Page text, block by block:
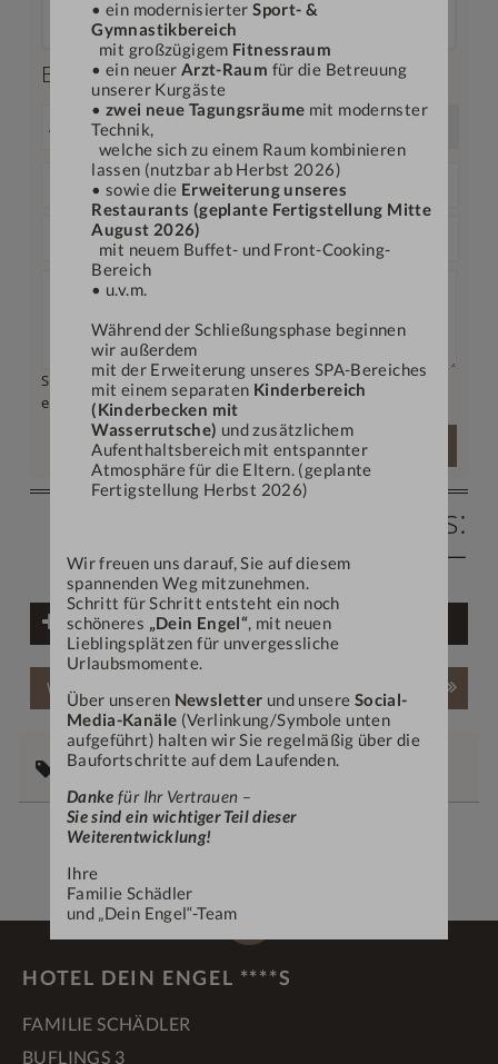
• ein modernisierterSport- &
Gymnastikbereich
mit großzügigem Fitnessraum
• ein neuer Arzt-Raum für die Betreuung
unserer Kurgäste
•zwei neue Tagungsräume mit modernster
Technik,
welche sich zu einem Raum kombinieren
lassen (nutzbar ab Herbst 2026)
• sowie die Erweiterung unseres
Restaurants (geplante Fertigstellung Mitte
August 2026)
mit neuem Buffet- und Front-Cooking-
Bereich
• u.v.m.
Während der Schließungsphase beginnen
wir außerdem
mit der Erweiterung unseres SPA-Bereiches
mit einem separaten Kinderbereich
(Kinderbecken mit
Wasserrutsche) und zusätzlichem
Aufenthaltsbereich mit entspannter
Atmosphäre für die Eltern. (geplante
Fertigstellung Herbst 2026)
Wir freuen uns darauf, Sie auf diesem
spannenden Weg mitzunehmen.
Schritt für Schritt entsteht ein noch
schöneres
„Dein Engel“ , mit neuen
Lieblingsplätzen für unvergessliche
Urlaubsmomente.
Über unseren Newsletter und unsere Social-
Media-Kanäle (Verlinkung/Symbole unten
aufgeführt) halten wir Sie regelmäßig über die
Baufortschritte auf dem Laufenden.
Dankefür Ihr Vertrauen –
Sie sind ein wichtiger Teil dieser
Weiterentwicklung!
Ihre
Familie Schädler
und „Dein Engel“-Team
All unsere Zimmer sind Nichtraucherzimmer.
Die aufgeführten Bilder der Zimmer sind Wohnbeispiele und können variieren/abweichen.
Details einblenden
versandbereit in 1 bis 3 Werktagen
Wir verpacken Ihren Gutschein in einen schönen Umschlag und senden diesen zusammen mit unserem aktuellen Hotelmagazin zu.
Deutschland: € 2,—
Österreich: € 3,90
Schweiz: € 3,90
Beschenkter
Sie können maximal 2 Zeilen mit jeweils 40 Zeichen
eingeben.
Vorschau mit Widmungstext
Gutscheinpreis:
€ 828,—
Weiteren Gutschein hinzufügen
Weiter
Persönliche Angaben
HOTEL DEIN ENGEL ****S
FAMILIE SCHÄDLER
BUFLINGS 3